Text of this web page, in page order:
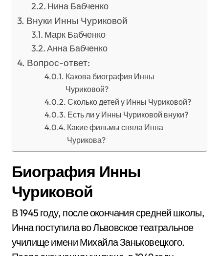
Нина Бабченко
Внуки Инны Чуриковой
Марк Бабченко
Анна Бабченко
Вопрос-ответ:
Какова биография Инны
Чуриковой?
Сколько детей у Инны Чуриковой?
Есть ли у Инны Чуриковой внуки?
Какие фильмы сняла Инна
Чурикова?
Биография Инны
Чуриковой
В 1945 году, после окончания средней школы,
Инна поступила во Львовское театральное
училище имени Михайла Заньковецкого.